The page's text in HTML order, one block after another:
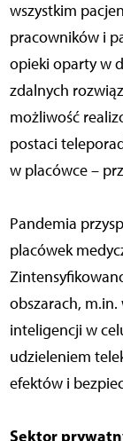
wszystkim
pracowników i
opieki oparty w
zdalnych
możliwość
postaci
w placówce –
Pandemia
placówek
obszarach,
inteligencji w
udzieleniem
efektów i
Sektor